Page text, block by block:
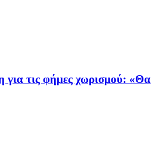
τις φήμες χωρισμού: «Θα